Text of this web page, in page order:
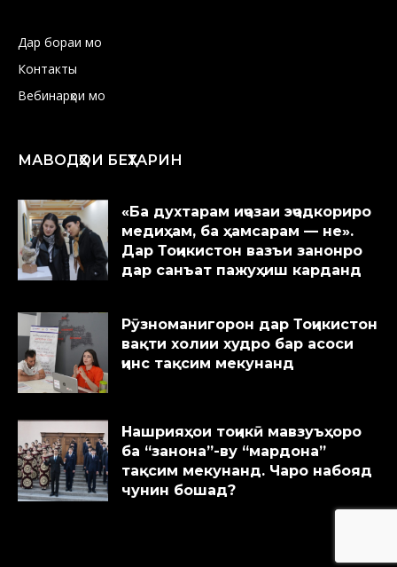
Дар бораи мо
Контакты
Вебинарҳои мо
МАВОДҲОИ БЕҲТАРИН
«Ба духтарам иҷозаи эҷодкориро
медиҳам, ба ҳамсарам — не».
Дар Тоҷикистон вазъи занонро
дар санъат пажуҳиш карданд
Рӯзноманигорон дар Тоҷикистон
вақти холии худро бар асоси
ҷинс тақсим мекунанд
Нашрияҳои тоҷикӣ мавзуъҳоро
ба “занона”-ву “мардона”
тақсим мекунанд. Чаро набояд
чунин бошад?